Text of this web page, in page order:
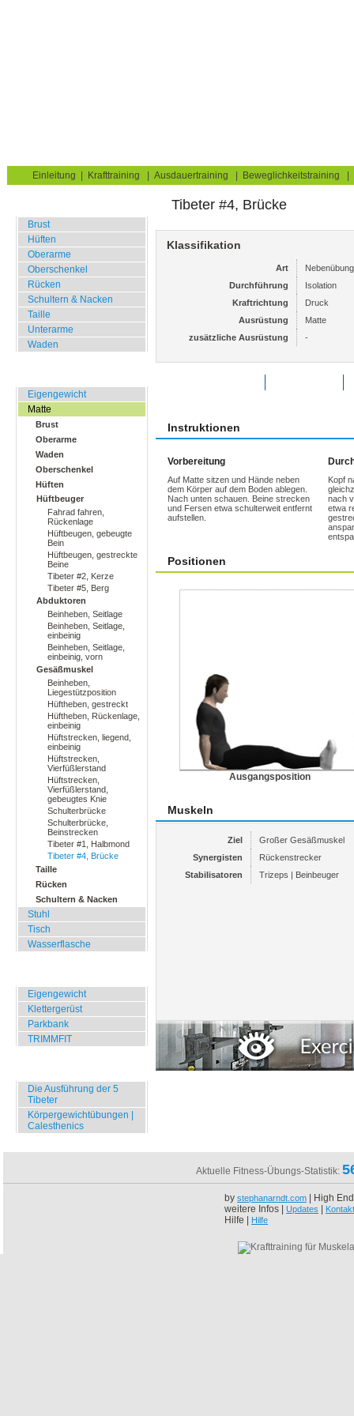
Einleitung Krafttraining Ausdauertraining Beweglichkeitstraining
Brust
Hüften
Oberarme
Oberschenkel
Rücken
Schultern & Nacken
Taille
Unterarme
Waden
Eigengewicht
Matte
Brust
Oberarme
Waden
Oberschenkel
Hüften
Hüftbeuger
Fahrad fahren,
Rückenlage
Hüftbeugen, gebeugte
Bein
Hüftbeugen, gestreckte
Beine
Tibeter #2, Kerze
Tibeter #5, Berg
Abduktoren
Beinheben, Seitlage
Beinheben, Seitlage,
einbeinig
Beinheben, Seitlage,
einbeinig, vorn
Gesäßmuskel
Beinheben,
Liegestützposition
Hüftheben, gestreckt
Hüftheben, Rückenlage,
einbeinig
Hüftstrecken, liegend,
einbeinig
Hüftstrecken,
Vierfüßlerstand
Hüftstrecken,
Vierfüßlerstand,
gebeugtes Knie
Schulterbrücke
Schulterbrücke,
Beinstrecken
Tibeter #1, Halbmond
Tibeter #4, Brücke
Taille
Rücken
Schultern & Nacken
Stuhl
Tisch
Wasserflasche
Eigengewicht
Klettergerüst
Parkbank
TRIMMFIT
Die Ausführung der 5
Tibeter
Körpergewichtübungen |
Calesthenics
Tibeter #4, Brücke
Klassifikation
Art
Nebenübung
Durchführung
Isolation
Kraftrichtung
Druck
Ausrüstung
Matte
zusätzliche Ausrüstung
-
Instruktionen
Vorbereitung
Auf Matte sitzen und Hände neben
dem Körper auf dem Boden ablegen.
Nach unten schauen. Beine strecken
und Fersen etwa schulterweit entfernt
aufstellen.
Kopf
nach
etwa
Positionen
Ausgangsposition
Muskeln
Ziel
Großer Gesäßmuskel
Synergisten
Rückenstrecker
Stabilisatoren
Trizeps | Beinbeuger
Aktuelle Fitness-Übungs-Statistik:
by stephanarndt.com | High
weitere Infos | Updates Kontakt
Hilfe | Hilfe